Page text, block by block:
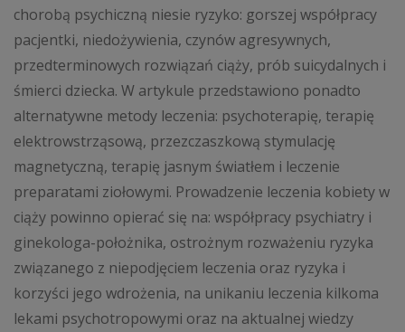
chorobą psychiczną niesie ryzyko: gorszej współpracy
pacjentki, niedożywienia, czynów agresywnych,
przedterminowych rozwiązań ciąży, prób suicydalnych i
śmierci dziecka. W artykule przedstawiono ponadto
alternatywne metody leczenia: psychoterapię, terapię
elektrowstrząsową, przezczaszkową stymulację
magnetyczną, terapię jasnym światłem i leczenie
preparatami ziołowymi. Prowadzenie leczenia kobiety w
ciąży powinno opierać się na: współpracy psychiatry i
ginekologa-położnika, ostrożnym rozważeniu ryzyka
związanego z niepodjęciem leczenia oraz ryzyka i
korzyści jego wdrożenia, na unikaniu leczenia kilkoma
lekami psychotropowymi oraz na aktualnej wiedzy